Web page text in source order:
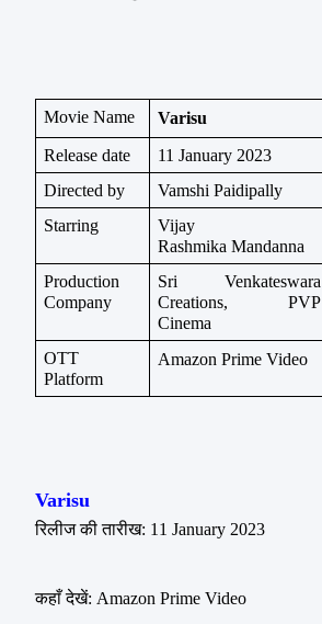
Movie Name
Varisu
Release date
11 January 2023
Directed by
Vamshi Paidipally
Starring
Vijay
Rashmika Mandanna
Production
Company
Sri Venkateswara
Creations, PVP
Cinema
OTT
Platform
Amazon Prime Video
Varisu
रिलीज की तारीख: 11 January 2023
कहाँ देखें: Amazon Prime Video